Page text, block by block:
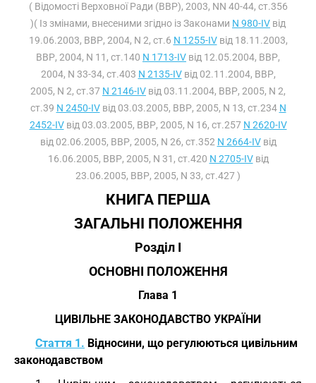
( Відомості Верховної Ради (ВВР), 2003, NN 40-44, ст.356
)( Із змінами, внесеними згідно із Законами N 980-IV від
19.06.2003, ВВР, 2004, N 2, ст.6 N 1255-IVвід 18.11.2003,
ВВР, 2004, N 11, ст.140 N 1713-IV від 12.05.2004, ВВР,
2004, N 33-34, ст.403 N 2135-IVвід 02.11.2004, ВВР,
2005, N 2, ст.37 N 2146-IV від 03.11.2004, ВВР, 2005, N 2,
ст.39 N 2450-IVвід 03.03.2005, ВВР, 2005, N 13, ст.234 N
2452-IVвід 03.03.2005, ВВР, 2005, N 16, ст.257 N 2620-IV
від 02.06.2005, ВВР, 2005, N 26, ст.352 N 2664-IVвід
16.06.2005, ВВР, 2005, N 31, ст.420 N 2705-IVвід
23.06.2005, ВВР, 2005, N 33, ст.427 )
КНИГА ПЕРША
ЗАГАЛЬНІ ПОЛОЖЕННЯ
Розділ I
ОСНОВНІ ПОЛОЖЕННЯ
Глава 1
ЦИВІЛЬНЕ ЗАКОНОДАВСТВО УКРАЇНИ
Стаття 1. Відносини, що регулюються цивільним
законодавством